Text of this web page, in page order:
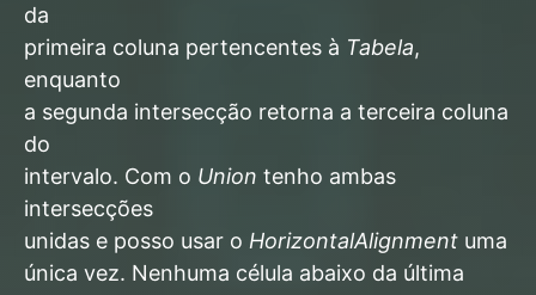
da
primeira coluna pertencentes à Tabela,
enquanto
a segunda intersecção retorna a terceira coluna
do
intervalo. Com o Union tenho ambas
intersecções
unidas e posso usar o HorizontalAlignment uma
única vez. Nenhuma célula abaixo da última